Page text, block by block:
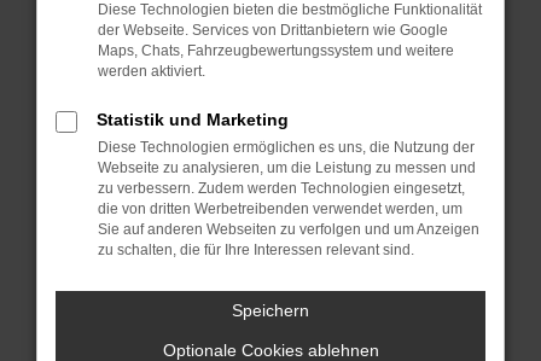
Prüfe deine Browsererweiterungen.
Manche Erweiterungen, wie Werbeblocker,
können das Laden bestimmter Seiten
anderen Browser oder in einem privaten
Fenster?
Starte dein Gerät neu.
Das kann manchmal helfen,
vorübergehende Probleme zu beheben.
Stelle sicher, dass dein Browser und dein
Betriebssystem auf dem neuesten Stand
Diese Technologien bieten die bestmögliche Funktionalität
der Webseite. Services von Drittanbietern wie Google
Maps, Chats, Fahrzeugbewertungssystem und weitere
werden aktiviert.
Statistik und Marketing
Diese Technologien ermöglichen es uns, die Nutzung der
Webseite zu analysieren, um die Leistung zu messen und
zu verbessern. Zudem werden Technologien eingesetzt,
die von dritten Werbetreibenden verwendet werden, um
Sie auf anderen Webseiten zu verfolgen und um Anzeigen
zu schalten, die für Ihre Interessen relevant sind.
Speichern
Optionale Cookies ablehnen